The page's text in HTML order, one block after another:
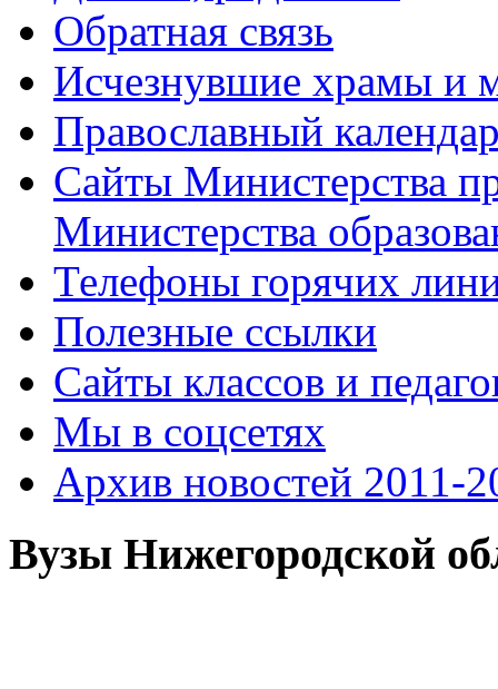
Обратная связь
Исчезнувшие храмы и
Православный
Сайты Министерства
Министерства
Телефоны горячих
Полезные ссылки
Сайты классов и
Мы в соцсетях
Архив новостей 2011-
Вузы Нижегородской